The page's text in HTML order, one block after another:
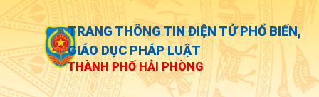
TRANG THÔNG TIN ĐIỆN TỬ PHỔ BIẾN,
GIÁO DỤC PHÁP LUẬT
THÀNH PHỐ HẢI PHÒNG